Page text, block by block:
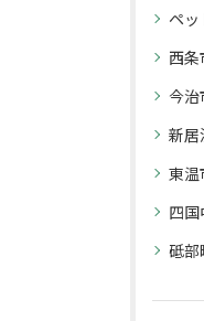
ペ
西
今
新居
東温
四
砥部